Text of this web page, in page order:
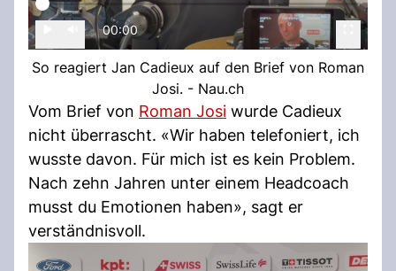
00:00
So reagiert Jan Cadieux auf den Brief von Roman
Josi. - Nau.ch
Vom Brief von Roman Josi wurde Cadieux
nicht überrascht. «Wir haben telefoniert, ich
wusste davon. Für mich ist es kein Problem.
Nach zehn Jahren unter einem Headcoach
musst du Emotionen haben», sagt er
verständnisvoll.